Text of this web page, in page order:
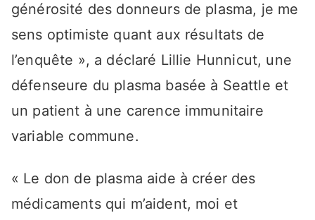
générosité des donneurs de plasma, je me
sens optimiste quant aux résultats de
l’enquête », a déclaré Lillie Hunnicut, une
défenseure du plasma basée à Seattle et
un patient à une carence immunitaire
variable commune.
« Le don de plasma aide à créer des
médicaments qui m’aident, moi et